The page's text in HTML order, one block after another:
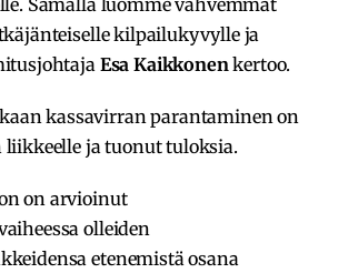
Samalla luomme vahvemmat
kilpailukyvylle ja
Esa Kaikkonenkertoo.
kassavirran parantaminen on
ja tuonut tuloksia.
on arvioinut
olleiden
etenemistä osana